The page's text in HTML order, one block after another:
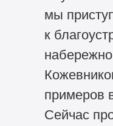
мы
к
примеров
Сейчас